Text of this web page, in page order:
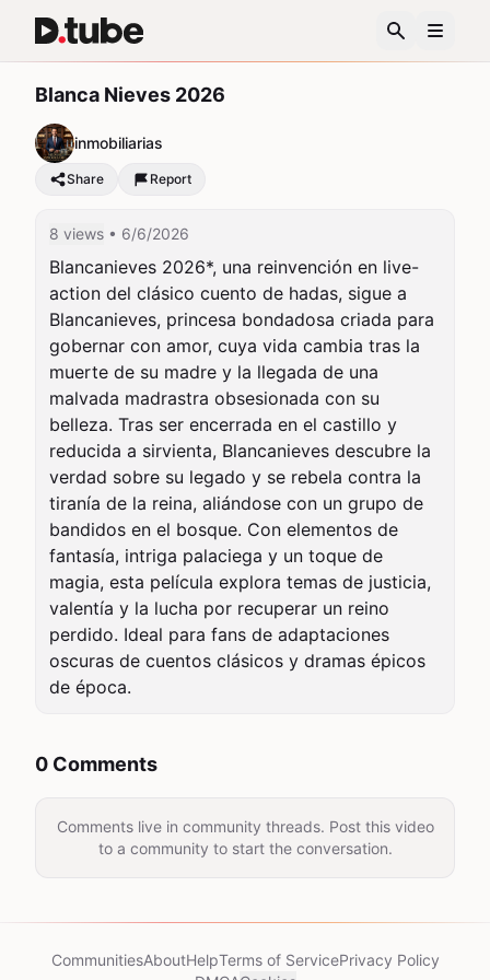
Blanca Nieves 2026
inmobiliarias
Share Report
8 views • 6/6/2026
Blancanieves 2026*, una reinvención en live-
action del clásico cuento de hadas, sigue a
Blancanieves, princesa bondadosa criada para
gobernar con amor, cuya vida cambia tras la
muerte de su madre y la llegada de una
malvada madrastra obsesionada con su
belleza. Tras ser encerrada en el castillo y
reducida a sirvienta, Blancanieves descubre la
verdad sobre su legado y se rebela contra la
tiranía de la reina, aliándose con un grupo de
bandidos en el bosque. Con elementos de
fantasía, intriga palaciega y un toque de
magia, esta película explora temas de justicia,
valentía y la lucha por recuperar un reino
perdido. Ideal para fans de adaptaciones
oscuras de cuentos clásicos y dramas épicos
de época.
0 Comments
Comments live in community threads. Post this video
to a community to start the conversation.
CommunitiesAboutHelpTerms of ServicePrivacy Policy